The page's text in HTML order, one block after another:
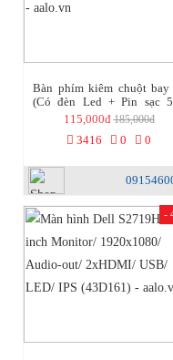
Bàn phím kiêm chuột bay
(Có đèn Led + Pin sạc
dành cho Android TV
Smart TV - aalo.vn
115,000đ185,000đ
3416 0 0
-